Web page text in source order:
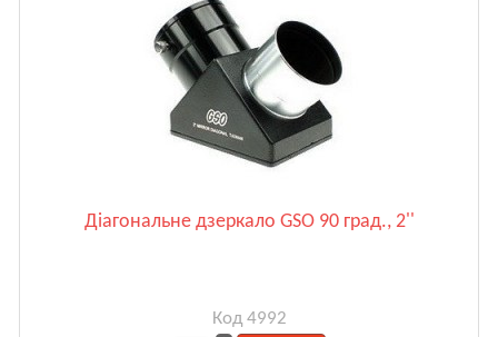
Діагональне дзеркало GSO 90 град., 2''
Код 4992